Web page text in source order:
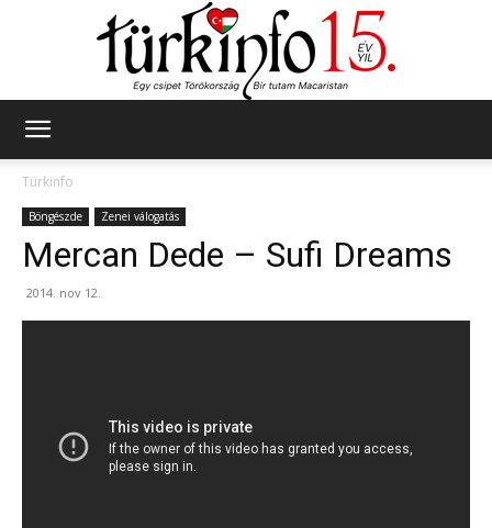
Türkinfo
Böngészde Zenei válogatás
Mercan Dede – Sufi Dreams
2014. nov 12.